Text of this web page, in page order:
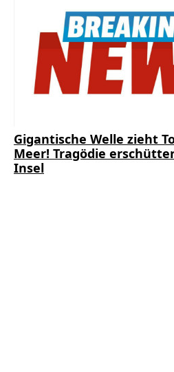
Gigantische Welle zieht
Meer! Tragödie
Insel